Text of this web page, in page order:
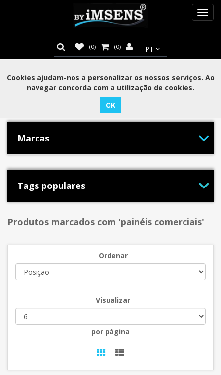
(0) (0)
Categorias
Marcas
Tags populares
Produtos marcados com 'painéis comerciais'
Ordenar
Visualizar
por página
Cookies ajudam-nos a personalizar os nossos serviços. Ao
navegar concorda com a utilização de cookies.